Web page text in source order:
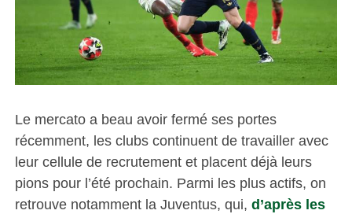
Le mercato a beau avoir fermé ses portes
récemment, les clubs continuent de travailler avec
leur cellule de recrutement et placent déjà leurs
pions pour l’été prochain. Parmi les plus actifs, on
retrouve notamment la Juventus, qui, d’après les